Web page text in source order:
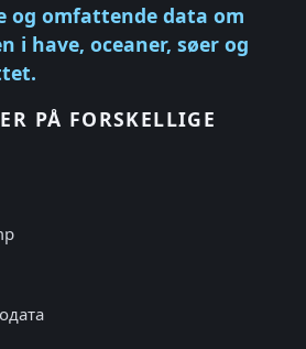
og omfattende data om
i have, oceaner, søer og
PÅ FORSKELLIGE